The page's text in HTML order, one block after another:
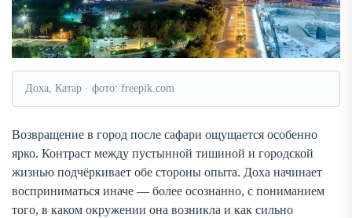
Доха, Катар · фото: freepik.com
Возвращение в город после сафари ощущается особенно
ярко. Контраст между пустынной тишиной и городской
жизнью подчёркивает обе стороны опыта. Доха начинает
восприниматься иначе — более осознанно, с пониманием
того, в каком окружении она возникла и как сильно